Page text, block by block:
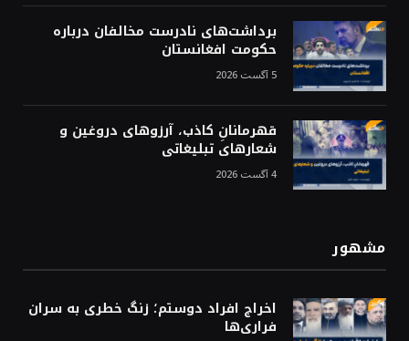
برداشت‌های نادرست مخالفان درباره
حکومت افغانستان
5 آگست 2026
قهرمانانِ کاذب، آرزوهای دروغین و
شعارهای تبلیغاتی
4 آگست 2026
مشهور
اخراج افراد دوستم؛ زنگ خطری به سران
فراری‌ها